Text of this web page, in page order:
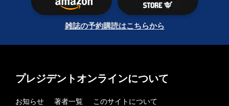
雑誌の予約購読はこちらから
プレジデントオンラインについて
お知らせ 著者一覧
このサイトについて